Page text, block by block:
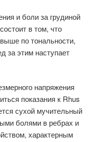
и боли за грудиной
в том, что
по тональности,
за этим наступает
напряжения
показания к Rhus
сухой мучительный
болями в ребрах и
характерным